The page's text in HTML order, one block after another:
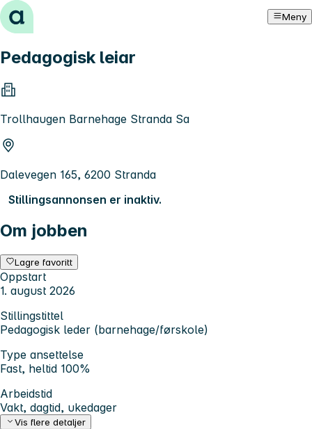
Hopp til innhold Meny
Pedagogisk leiar
Trollhaugen Barnehage Stranda Sa
Dalevegen 165, 6200 Stranda
Stillingsannonsen er inaktiv.
Om jobben
Lagre favoritt
Oppstart
1. august 2026
Stillingstittel
Pedagogisk leder (barnehage/førskole)
Type ansettelse
Fast, heltid 100%
Arbeidstid
Vakt, dagtid, ukedager
Vis flere detaljer